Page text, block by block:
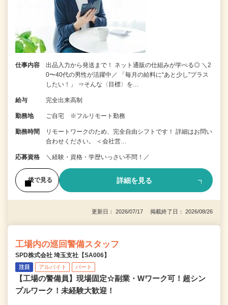
仕事内容
出品入力から発送まで！ ネット通販の仕組みが学べる◎ ＼2
0〜40代の男性が活躍中／ 「毎月の給料に“あと少し”プラス
したい！」 ⇒そんな〈目標〉を…
給与 完全出来高制
勤務地 ご自宅 ※フルリモート勤務
勤務時間
リモートワークのため、完全自由シフトです！ 詳細はお問い
合わせください。 ＜会社営…
応募資格 ＼経験・資格・学歴いっさい不問！／
後で見る 詳細を見る
更新日： 2026/07/17 掲載終了日： 2026/08/26
工場内の巡回警備スタッフ
SPD株式会社 埼玉支社【SA006】
注目 アルバイト パート
【工場の警備員】現場固定☆副業・Wワーク可！超シン
プルワーク！未経験大歓迎！